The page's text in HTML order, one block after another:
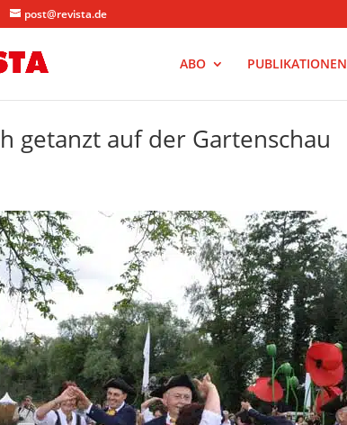
post@revista.de
ABO PUBLIKATIONEN
getanzt auf der Gartenschau